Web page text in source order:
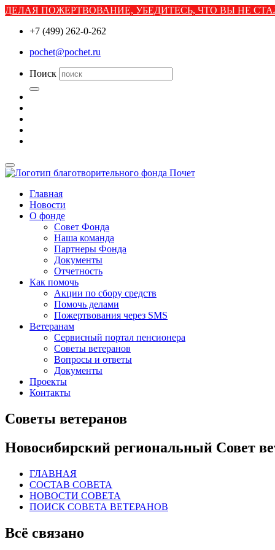
ДЕЛАЯ ПОЖЕРТВОВАНИЕ, УБЕДИТЕСЬ, ЧТО ВЫ НЕ
+7 (499) 262-0-262
pochet@pochet.ru
Поиск
Главная
Новости
О фонде
Совет Фонда
Наша команда
Партнеры Фонда
Документы
Отчетность
Как помочь
Акции по сбору средств
Помочь делами
Пожертвования через SMS
Ветеранам
Сервисный портал пенсионера
Советы ветеранов
Вопросы и ответы
Документы
Проекты
Контакты
Советы ветеранов
Новосибирский региональный Совет
ГЛАВНАЯ
СОСТАВ СОВЕТА
НОВОСТИ СОВЕТА
ПОИСК СОВЕТА ВЕТЕРАНОВ
Всё связано